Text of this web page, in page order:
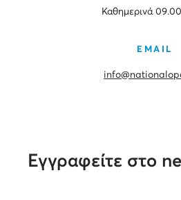
Καθημερινά
EMAIL
Εγγραφείτε στο